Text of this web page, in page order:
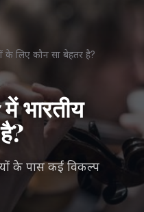
के लिए कौन सा बेहतर है?
भारतीय
के पास कई विकल्प